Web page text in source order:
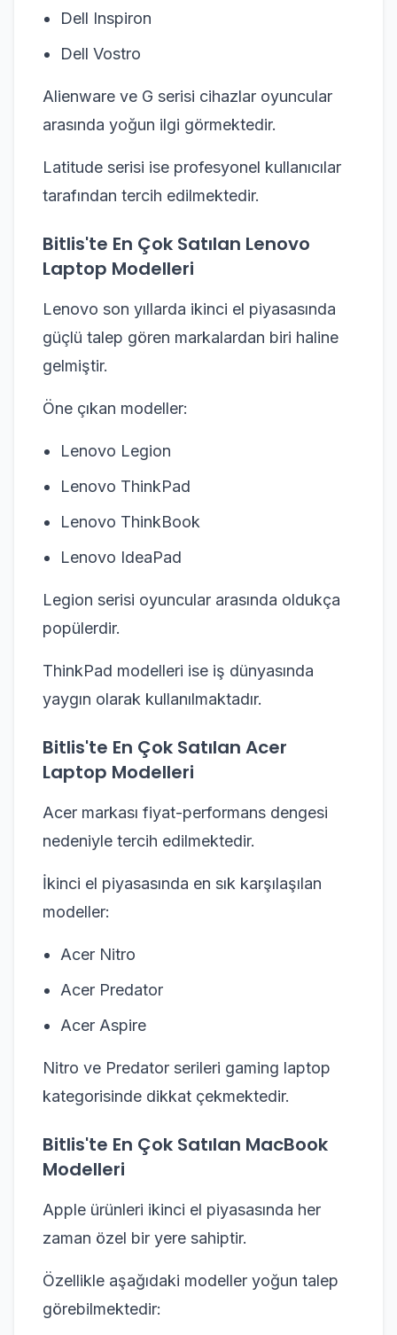
Dell Inspiron
Dell Vostro
Alienware ve G serisi cihazlar oyuncular
arasında yoğun ilgi görmektedir.
Latitude serisi ise profesyonel kullanıcılar
tarafından tercih edilmektedir.
Bitlis'te En Çok Satılan Lenovo
Laptop Modelleri
Lenovo son yıllarda ikinci el piyasasında
güçlü talep gören markalardan biri haline
gelmiştir.
Öne çıkan modeller:
Lenovo Legion
Lenovo ThinkPad
Lenovo ThinkBook
Lenovo IdeaPad
Legion serisi oyuncular arasında oldukça
popülerdir.
ThinkPad modelleri ise iş dünyasında
yaygın olarak kullanılmaktadır.
Bitlis'te En Çok Satılan Acer
Laptop Modelleri
Acer markası fiyat-performans dengesi
nedeniyle tercih edilmektedir.
İkinci el piyasasında en sık karşılaşılan
modeller:
Acer Nitro
Acer Predator
Acer Aspire
Nitro ve Predator serileri gaming laptop
kategorisinde dikkat çekmektedir.
Bitlis'te En Çok Satılan MacBook
Modelleri
Apple ürünleri ikinci el piyasasında her
zaman özel bir yere sahiptir.
Özellikle aşağıdaki modeller yoğun talep
görebilmektedir: